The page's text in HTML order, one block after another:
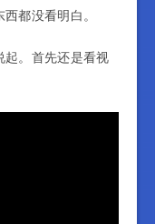
都没看明白。
。首先还是看视